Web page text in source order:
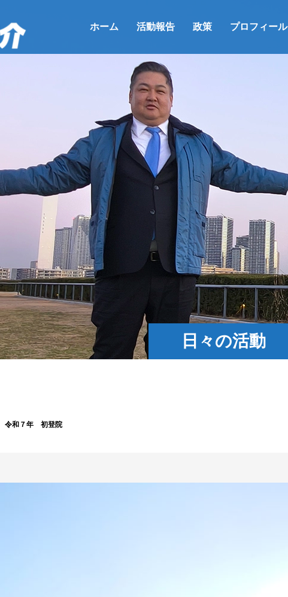
ホーム 活動報告 政策 プロフィール
日々の活動
令和７年 初登院